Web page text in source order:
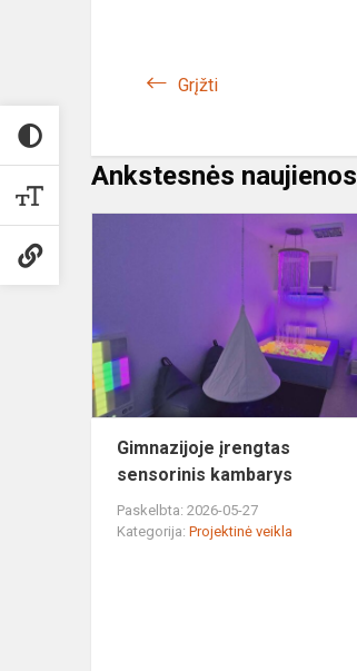
Grįžti
Ankstesnės naujienos
Gimnazijoje įrengtas
sensorinis kambarys
Paskelbta: 2026-05-27
Kategorija: Projektinė veikla